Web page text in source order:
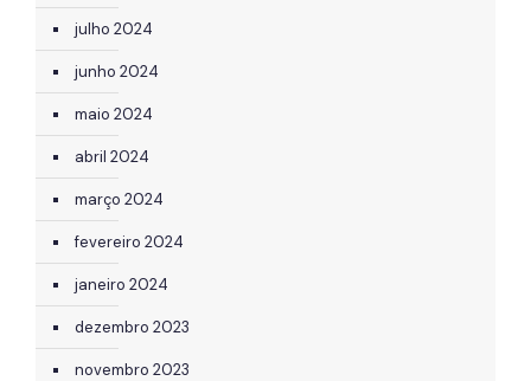
julho 2024
junho 2024
maio 2024
abril 2024
março 2024
fevereiro 2024
janeiro 2024
dezembro 2023
novembro 2023